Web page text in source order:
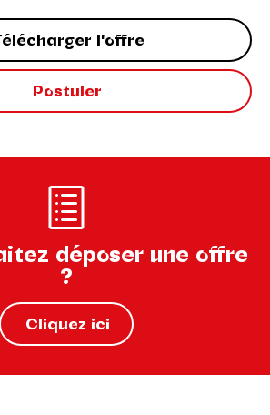
l'offre
Postuler
déposer une offre
?
Cliquez ici